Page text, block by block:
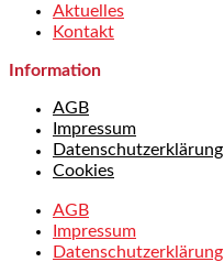
Aktuelles
Kontakt
Information
AGB
Impressum
Datenschutzerklärung
Cookies
AGB
Impressum
Datenschutzerklärung